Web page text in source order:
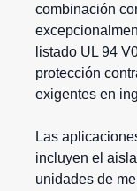
combinación
listado UL 94
protección
exigentes en
Las
incluyen el
unidades de